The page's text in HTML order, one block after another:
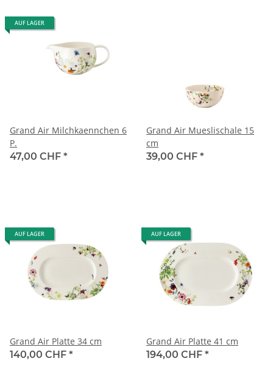
AUF LAGER
Grand Air Milchkaennchen 6
P.
47,00 CHF *
Grand Air Mueslischale 15
cm
39,00 CHF *
AUF LAGER
Grand Air Platte 34 cm
140,00 CHF *
AUF LAGER
Grand Air Platte 41 cm
194,00 CHF *